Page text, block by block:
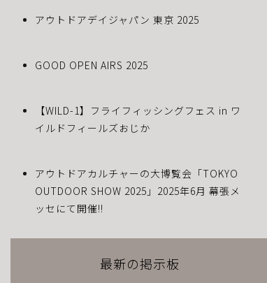
アウトドアデイジャパン 東京 2025
GOOD OPEN AIRS 2025
【WILD-1】フライフィッシングフェス in ワ
イルドフィールズおじか
アウトドアカルチャーの大博覧会「TOKYO
OUTDOOR SHOW 2025」2025年6月 幕張メ
ッセにて開催!!
最新の掲示板